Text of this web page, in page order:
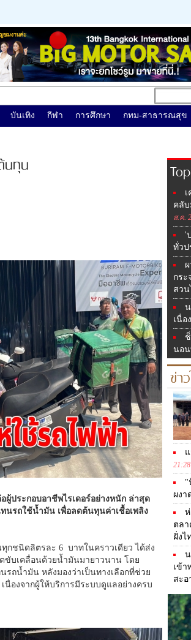
บันเทิง กีฬา การศึกษา กทม-สาธารณสุข
นทุน
ประกอบอาชีพไรเดอร์อย่างหนัก ล่าสุด
นรถใช้น้ำมัน เพื่อลดต้นทุนค่าเชื้อเพลิง
กชนิดลิตรละ 6 บาทในคราวเดียว ได้ส่ง
ขับเคลื่อนด้วยน้ำมันมายาวนาน โดย
รถน้ำมัน หลังมองว่าเป็นทางเลือกที่ช่วย
นื่องจากผู้ให้บริการมีระบบดูแลอย่างครบ
คลับ
ส.ค.
'
ทั่วป
กระ
สวน
เนื่อ
นอน
ข่า
"
ผงา
ตลา
ฝั่งไ
เข้า
สะอ